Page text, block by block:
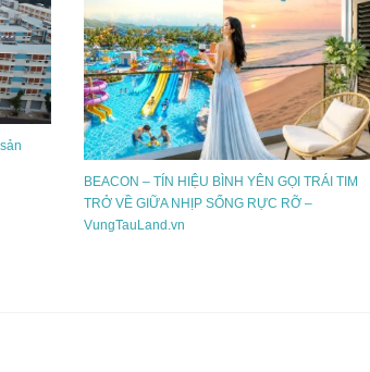
BEACON – TÍN HIỆU BÌNH YÊN GỌI TRÁI TIM
TRỞ VỀ GIỮA NHỊP SỐNG RỰC RỠ –
VungTauLand.vn